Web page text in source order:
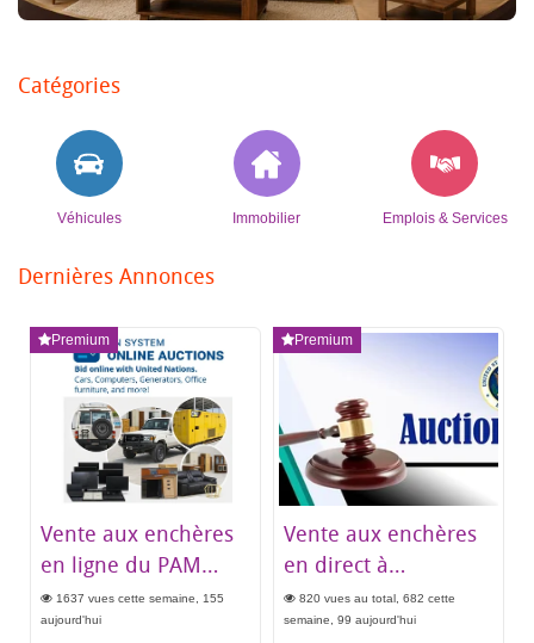
Découvrir nos offres
Catégories
Véhicules Immobilier Emplois & Services
Dernières Annonces
Premium
Vente aux enchères
en ligne du PAM
Djibouti – Véhicules,
groupes
1637 vues cette semaine, 155
aujourd'hui
Premium
Vente aux enchères
en direct à
l'Ambassade
américaine de
820 vues au total, 682 cette
semaine, 99 aujourd'hui